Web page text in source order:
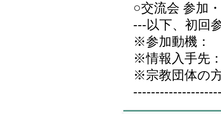
○交流会 参加
---以下、初回
※参加動機：
※情報入手先
※宗教団体の